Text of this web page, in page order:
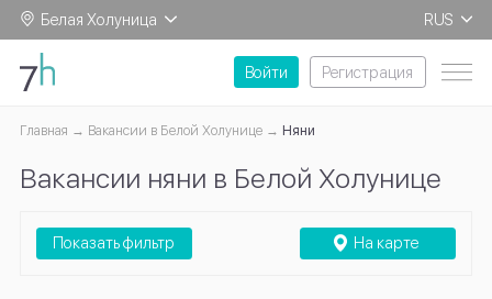
Белая Холуница
RUS
EN
Войти
Регистрация
Главная Вакансии в Белой Холунице Няни
Вакансии няни в Белой Холунице
На карте
Показать фильтр